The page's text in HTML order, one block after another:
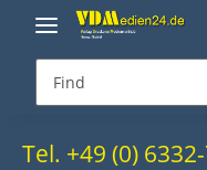
Tel. +49 (0)